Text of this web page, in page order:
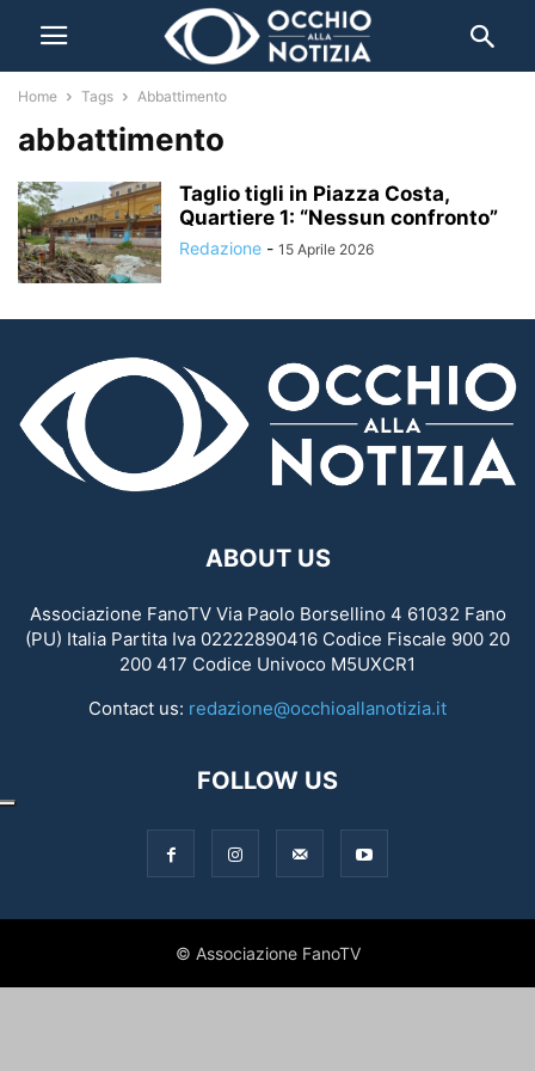
Home Tags Abbattimento
abbattimento
Taglio tigli in Piazza Costa,
Quartiere 1: “Nessun confronto”
Redazione - 15 Aprile 2026
ABOUT US
Associazione FanoTV Via Paolo Borsellino 4 61032 Fano
(PU) Italia Partita Iva 02222890416 Codice Fiscale 900 20
200 417 Codice Univoco M5UXCR1
Contact us: redazione@occhioallanotizia.it
FOLLOW US
© Associazione FanoTV